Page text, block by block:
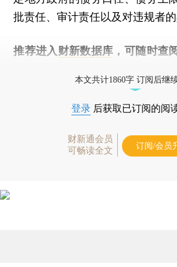
批责任、审计责任以及对违规者的
推荐进入 财新数据库 ，可随时查
本文共计1860字 订阅后继
登录 后获取已订阅的阅
财新通会员
可畅读全文
订阅/会员